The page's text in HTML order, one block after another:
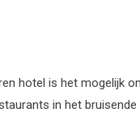
hotel is het mogelijk
in het